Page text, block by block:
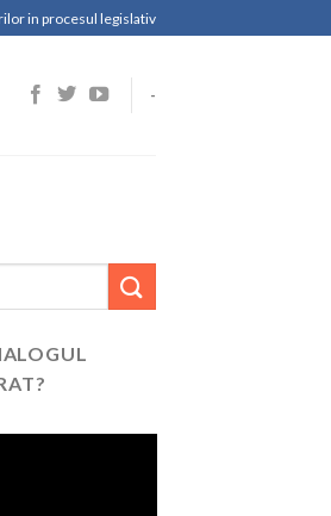
in procesul legislativ
-